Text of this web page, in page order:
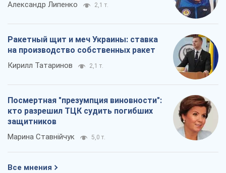
Александр Липенко 2,1 т.
Ракетный щит и меч Украины: ставка
на производство собственных ракет
Кирилл Татаринов 2,1 т.
Посмертная "презумпция виновности":
кто разрешил ТЦК судить погибших
защитников
Марина Ставнійчук 5,0 т.
Все мнения